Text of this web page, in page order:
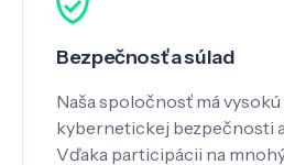
Bezpečnosť a súlad
Naša spoločnosť má
kybernetickej bezpečnosti
Vďaka participácii na